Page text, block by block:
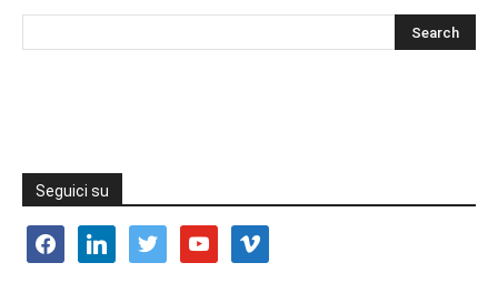
Seguici su
facebooklinkedin twitter youtube vimeo